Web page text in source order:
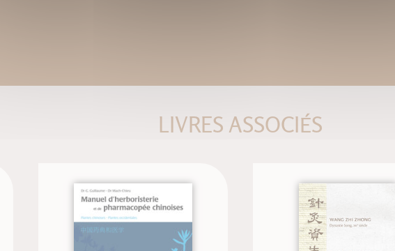
LIVRES ASSOCIÉS